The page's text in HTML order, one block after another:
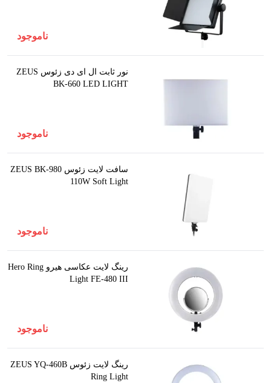
ناموجود
نور ثابت ال ای دی زئوس ZEUS
BK-660 LED LIGHT
ناموجود
سافت لایت زئوس ZEUS BK-980
110W Soft Light
ناموجود
رینگ لایت عکاسی هیرو Hero Ring
Light FE-480 III
ناموجود
رینگ لایت زئوس ZEUS YQ-460B
Ring Light